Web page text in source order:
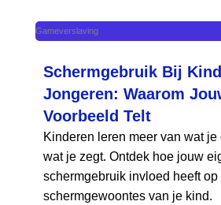
Gameverslaving
Schermgebruik Bij
Jongeren: Waarom
Voorbeeld Telt
Kinderen leren meer van wat je
wat je zegt. Ontdek hoe jouw
schermgebruik invloed heeft op
schermgewoontes van je kind.